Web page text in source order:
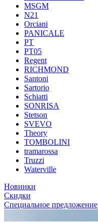
MSGM
N21
Orciani
PANICALE
PT
PT05
Regent
RICHMOND
Santoni
Sartorio
Schiatti
SONRISA
Stetson
SVEVO
Theory
TOMBOLINI
tramarossa
Truzzi
Waterville
Новинки
Скидки
Специальное предложение